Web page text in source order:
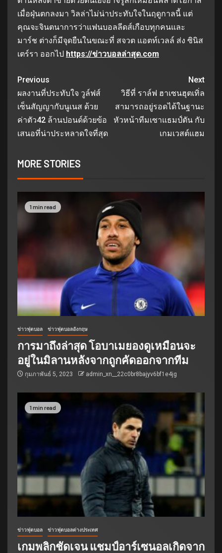
เมื่อฝุ่นตกลงมา วิลล่าไม่น่าประทับใจในฤดูกาลนี้ แต่
คุณจะจินตนาการว่าแฟนบอลลีดส์เกือบทุกคนและ
มาร์ช ต่างก็มีจุดยืนในขณะที่ สจวต แอตท์เวลล์ ส่ง ซินิส
เตร์รา ออกไป https://ข่าวบอลล่าสุด.com
Previous
ผลงานที่ประทับใจ วูล์ฟส์
เซ็นสัญญากับนูเนส ด้วย
ค่าตัว42 ล้านปอนด์ด้วยข้อ
เสนอที่น่าประหลาดใจที่สุด
Next
วิธีที่ ราล์ฟ ฮาเซนฮุตเทิ่ล
สามารถอยู่รอดได้ในฐานะ
หัวหน้าทีมเซาแธมป์ตัน กับ
เกมเวสต์แฮม
MORE STORIES
1 min read
ข่าวฟุตบอล ข่าวฟุตบอลอังกฤษ
การมาถึงล่าสุด โอบาเมยองดูเหมือนจะ
อยู่ในมิลานหลังจากถูกคัดออกจากทีม
กุมภาพันธ์ 5, 2023 admin_xn__22c0br8bajyv6bf1e4jg
1 min read
ข่าวฟุตบอล ข่าวฟุตบอลต่างประเทศ
เกมพลิกชัดเจน แชมป์อาร์เซนอลเกิดจาก